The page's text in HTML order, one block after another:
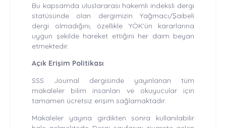
Bu kapsamda uluslararası hakemli indeksli dergi
statüsünde olan dergimizin Yağmacı/Şaibeli
dergi olmadığını, özellikle YÖK’ün kararlarına
uygun şekilde hareket ettiğini her daim beyan
etmektedir.
Açık Erişim Politikası
SSS Journal dergisinde yayınlanan tüm
makaleler bilim insanları ve okuyucular için
tamamen ücretsiz erişim sağlamaktadır.
Makaleler yayına girdikten sonra kullanılabilir